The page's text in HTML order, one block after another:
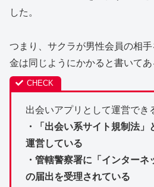
した。
つまり、サクラが男性会員の相
金は同じようにかかると書いてあ
出会いアプリとして運営でき
・「出会い系サイト規制法
運営している
・管轄警察署に「インターネ
の届出を受理されている